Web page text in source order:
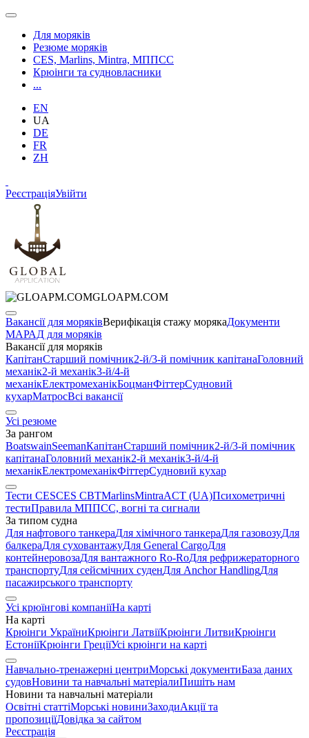
Для моряків
Резюме моряків
CES, Marlins, Mintra, МППСС
Крюінги та судновласники
...
EN
UA
DE
FR
ZH
РеєстраціяУвійти
GLOAPM.COM
Вакансії для моряківВерифікація стажу морякаДокументи
МАРАД для моряків
Вакансії для моряків
КапітанСтарший помічник2-й/3-й помічник капітанаГоловний
механік2-й механік3-й/4-й
механікЕлектромеханікБоцманФіттерСудновий
кухарМатросВсі вакансії
Усі резюме
За рангом
BoatswainSeemanКапітанСтарший помічник2-й/3-й помічник
капітанаГоловний механік2-й механік3-й/4-й
механікЕлектромеханікФіттерСудновий кухар
Тести CESCES CBTMarlinsMintraACT (UA)Психометричні
тестиПравила МППСС, вогні та сигнали
За типом судна
Для нафтового танкераДля хімічного танкераДля газовозуДля
балкераДля суховантажуДля General CargoДля
контейнеровозаДля вантажного Ro-RoДля рефрижераторного
транспортуДля сейсмічних суденДля Anchor HandlingДля
пасажирського транспорту
Усі крюїнгові компаніїНа карті
На карті
Крюінги УкраїниКрюінги ЛатвіїКрюінги ЛитвиКрюінги
ЕстоніїКрюінги ГреціїУсі крюінги на карті
Навчально-тренажерні центриМорські документиБаза даних
судовНовини та навчальні матеріалиПишіть нам
Новини та навчальні матеріали
Освітні статтіМорські новиниЗаходиАкції та
пропозиціїДовідка за сайтом
Реєстрація